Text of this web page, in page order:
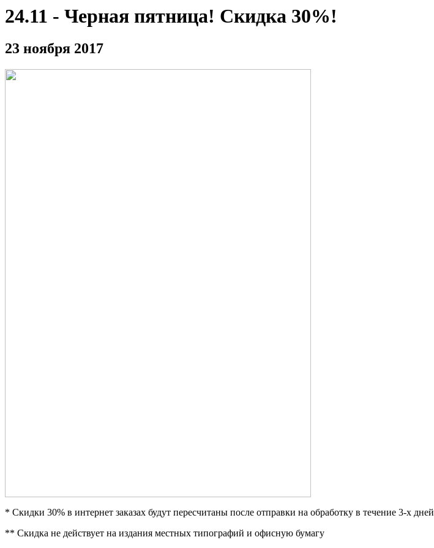
24.11 - Черная пятница! Скидка 30%!
23 ноября 2017
* Скидки 30% в интернет заказах будут пересчитаны после отправки на обработку в течение 3-х дней
** Скидка не действует на издания местных типографий и офисную бумагу